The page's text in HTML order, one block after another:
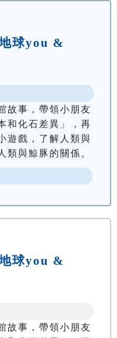
球you &
故事，帶領小朋友
和化石差異」，再
遊戲，了解人類與
球you &
故事，帶領小朋友